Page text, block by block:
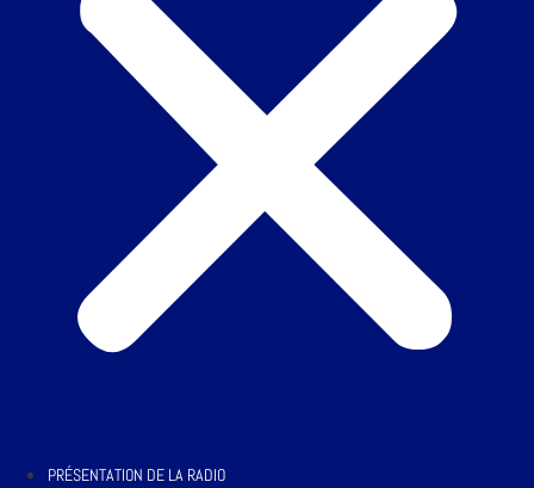
PRÉSENTATION DE LA RADIO